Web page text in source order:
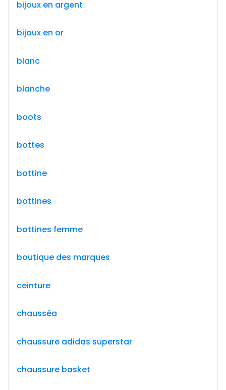
bijoux en argent
bijoux en or
blanc
blanche
boots
bottes
bottine
bottines
bottines femme
boutique des marques
ceinture
chausséa
chaussure adidas superstar
chaussure basket